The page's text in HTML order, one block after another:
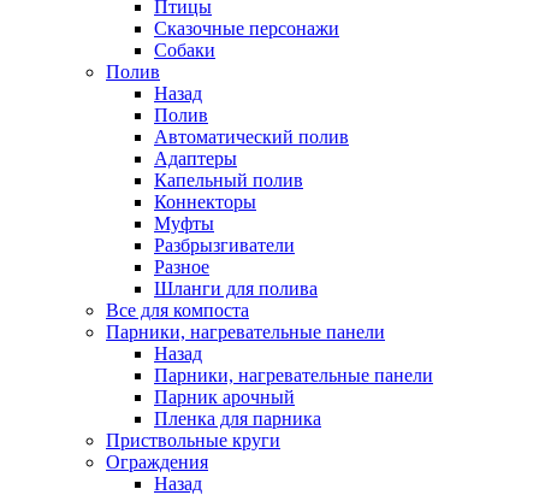
Птицы
Сказочные персонажи
Собаки
Полив
Назад
Полив
Автоматический полив
Адаптеры
Капельный полив
Коннекторы
Муфты
Разбрызгиватели
Разное
Шланги для полива
Все для компоста
Парники, нагревательные панели
Назад
Парники, нагревательные панели
Парник арочный
Пленка для парника
Приствольные круги
Ограждения
Назад